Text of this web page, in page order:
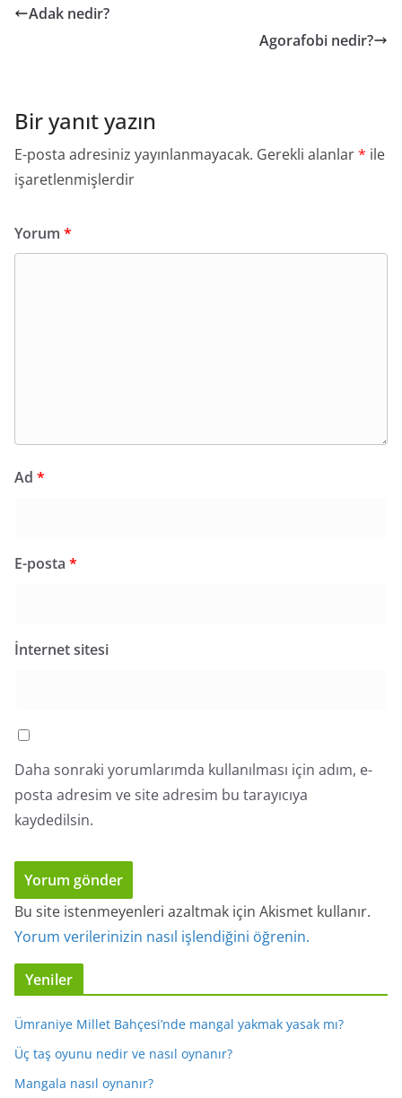
Adak nedir?
Agorafobi nedir?
Bir yanıt yazın
E-posta adresiniz yayınlanmayacak. Gerekli alanlar* ile
işaretlenmişlerdir
Yorum *
Ad *
E-posta *
İnternet sitesi
Daha sonraki yorumlarımda kullanılması için adım, e-
posta adresim ve site adresim bu tarayıcıya
kaydedilsin.
Bu site istenmeyenleri azaltmak için Akismet kullanır.
Yorum verilerinizin nasıl işlendiğini öğrenin.
Yeniler
Ümraniye Millet Bahçesi’nde mangal yakmak yasak mı?
Üç taş oyunu nedir ve nasıl oynanır?
Mangala nasıl oynanır?